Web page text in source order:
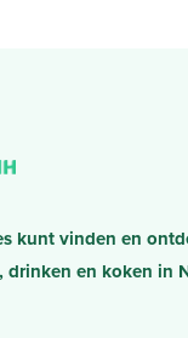
kunt vinden en
drinken en koken in